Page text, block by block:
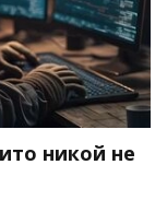
никой не